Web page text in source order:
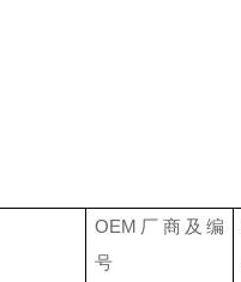
OEM 厂商及编
号